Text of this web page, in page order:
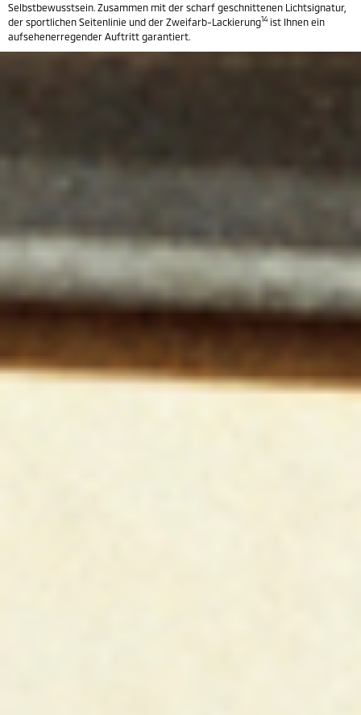
Selbstbewusstsein. Zusammen mit der scharf geschnittenen Lichtsignatur,
der sportlichen Seitenlinie und der Zweifarb-Lackierung14 ist Ihnen ein
aufsehenerregender Auftritt garantiert.